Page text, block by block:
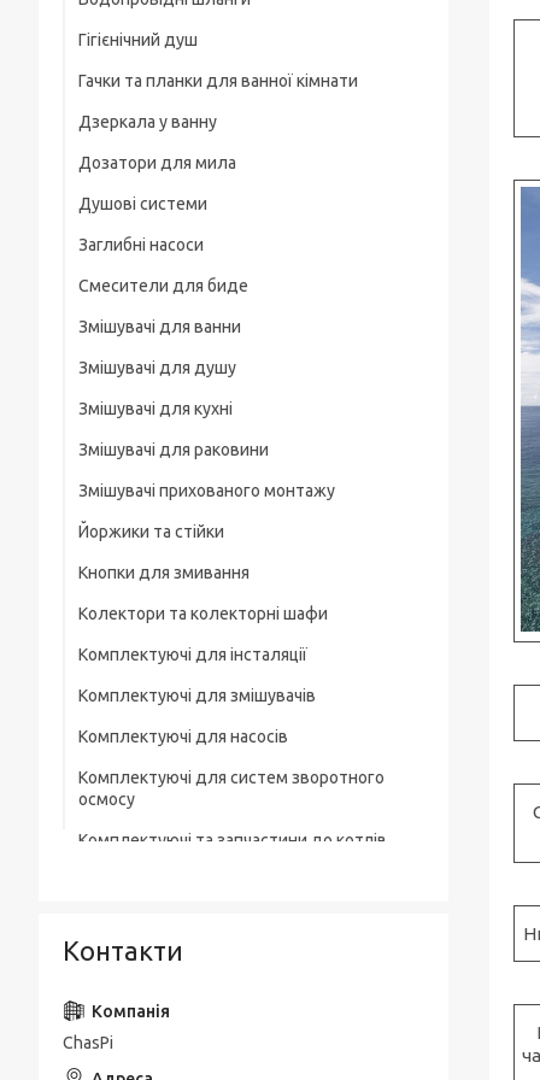
Для смартфонів
На груди / плече / пояс
Штативні головки
Магнітні тримачі
Для велосипеда, мотоцикла
Гігієнічний душ
Гачки та планки для ванної кімнати
Дзеркала у ванну
Дозатори для мила
Душові системи
Заглибні насоси
Смесители для биде
Змішувачі для ванни
Змішувачі для душу
Змішувачі для кухні
Змішувачі для раковини
Змішувачі прихованого монтажу
Йоржики та стійки
Кнопки для змивання
Колектори та колекторні шафи
Комплектуючі для інсталяції
Комплектуючі для змішувачів
Комплектуючі для насосів
Комплектуючі для систем зворотного
осмосу
Комплектуючі та запчастини до котлів
Лотки для зливної каналізації
Мильниці
Монтажні елементи
Контакти
ChasPi